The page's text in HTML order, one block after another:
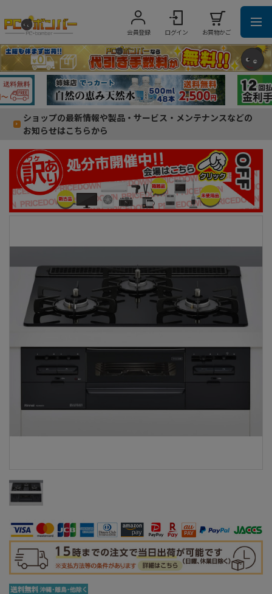
会員登録 ログイン お買物かご
ショップの最新情報や製品・サービス・メンテナンスなどの
お知らせはこちらから